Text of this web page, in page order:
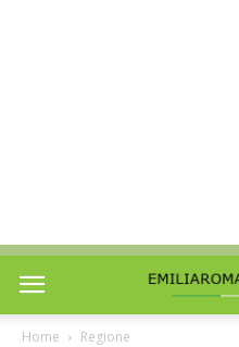
Home Regione